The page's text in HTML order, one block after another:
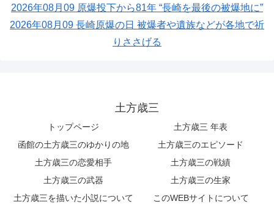
2026年08月09 原爆投下から81年 “長崎を最後の被爆地に”
2026年08月09 長崎原爆の日 被爆者や遺族などが各地で祈
りささげる
土方歳三
トップページ
土方歳三 年表
函館の土方歳三のゆかりの地
土方歳三のエピソード
土方歳三の恋愛相手
土方歳三の戦績
土方歳三の武器
土方歳三の生家
土方歳三を描いた小説について
このWEBサイトについて